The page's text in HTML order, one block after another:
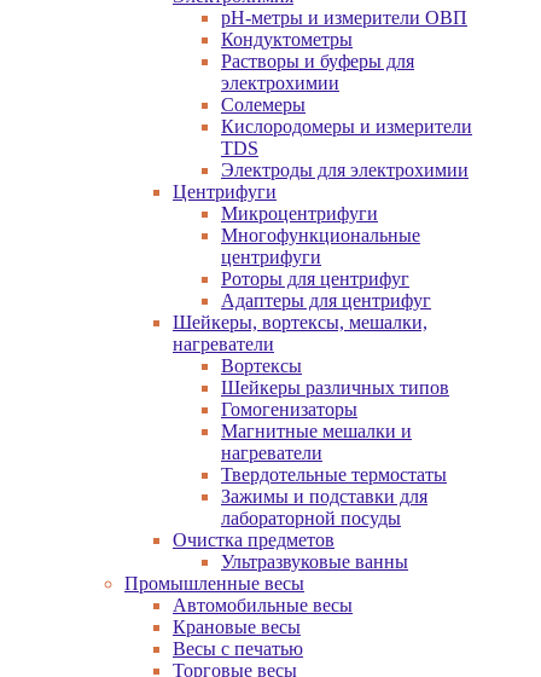
pH-метры и измерители ОВП
Кондуктометры
Растворы и буферы для
электрохимии
Солемеры
Кислородомеры и измерители
TDS
Электроды для электрохимии
Центрифуги
Микроцентрифуги
Многофункциональные
центрифуги
Роторы для центрифуг
Адаптеры для центрифуг
Шейкеры, вортексы, мешалки,
нагреватели
Вортексы
Шейкеры различных типов
Гомогенизаторы
Магнитные мешалки и
нагреватели
Твердотельные термостаты
Зажимы и подставки для
лабораторной посуды
Очистка предметов
Ультразвуковые ванны
Промышленные весы
Автомобильные весы
Крановые весы
Весы с печатью
Торговые весы